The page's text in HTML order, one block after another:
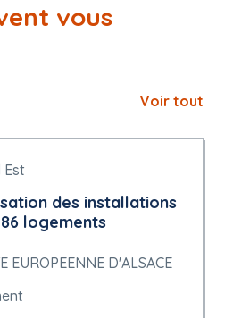
vous
Voir tout
Est
des installations
logements
EUROPEENNE D'ALSACE